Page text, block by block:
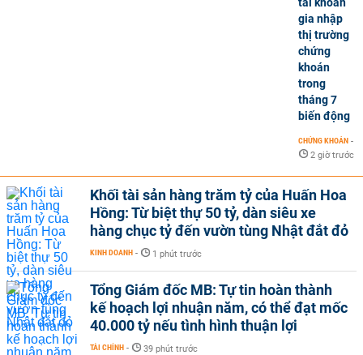
gia nhập
thị trường
chứng
khoán
trong
tháng 7
biến động
CHỨNG KHOÁN -
2 giờ trước
Khối tài sản hàng trăm tỷ của Huấn Hoa
Hồng: Từ biệt thự 50 tỷ, dàn siêu xe
hàng chục tỷ đến vườn tùng Nhật đắt đỏ
KINH DOANH - 1 phút trước
Tổng Giám đốc MB: Tự tin hoàn thành
kế hoạch lợi nhuận năm, có thể đạt mốc
40.000 tỷ nếu tình hình thuận lợi
TÀI CHÍNH - 39 phút trước